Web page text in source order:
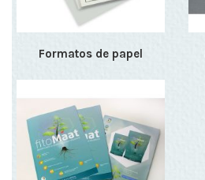
Formatos de papel